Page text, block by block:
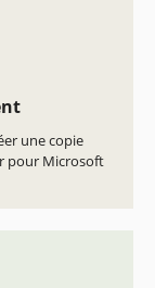
une copie
pour Microsoft